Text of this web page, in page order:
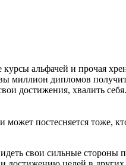
альфачей и прочая
миллион дипломов
достижения, хвалить себя.
постесняется тоже,
свои сильные